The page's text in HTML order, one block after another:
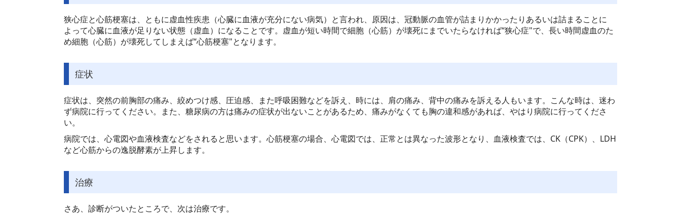
狭心症と心筋梗塞は、ともに虚血性疾患（心臓に血液が充分にない病気）と言われ、原因は、冠動脈の血管が詰まりかかったりあるいは詰まることに
よって心臓に血液が足りない状態（虚血）になることです。虚血が短い時間で細胞（心筋）が壊死にまでいたらなければ“狭心症"で、長い時間虚血のた
め細胞（心筋）が壊死してしまえば“心筋梗塞"となります。
症状
症状は、突然の前胸部の痛み、絞めつけ感、圧迫感、また呼吸困難などを訴え、時には、肩の痛み、背中の痛みを訴える人もいます。こんな時は、迷わ
ず病院に行ってください。また、糖尿病の方は痛みの症状が出ないことがあるため、痛みがなくても胸の違和感があれば、やはり病院に行ってくださ
い。
病院では、心電図や血液検査などをされると思います。心筋梗塞の場合、心電図では、正常とは異なった波形となり、血液検査では、CK（CPK）、LDH
など心筋からの逸脱酵素が上昇します。
治療
さあ、診断がついたところで、次は治療です。